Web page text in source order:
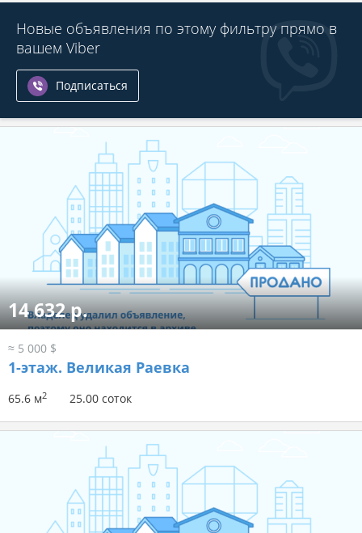
Новые объявления по этому фильтру прямо в
вашем Viber
Подписаться
14 632 р.
≈ 5 000 $
1-этаж. Великая Раевка
65.6 м2 25.00 соток